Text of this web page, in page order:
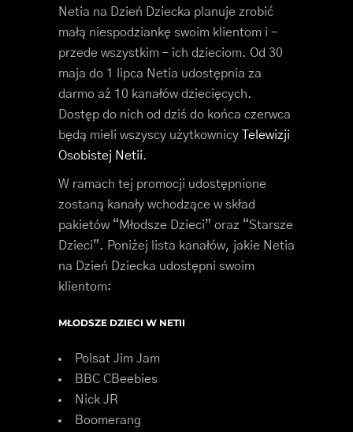
Netia na Dzień Dziecka planuje zrobić
małą niespodziankę swoim klientom i –
przede wszystkim – ich dzieciom. Od 30
maja do 1 lipca Netia udostępnia za
darmo aż 10 kanałów dziecięcych.
Dostęp do nich od dziś do końca czerwca
będą mieli wszyscy użytkownicy
Telewizji
Osobistej Netii.
W ramach tej promocji udostępnione
zostaną kanały wchodzące w skład
pakietów “Młodsze Dzieci” oraz “Starsze
Dzieci”. Poniżej lista kanałów, jakie Netia
na Dzień Dziecka udostępni swoim
klientom:
MŁODSZE DZIECI W NETII
Polsat Jim Jam
BBC CBeebies
Nick JR
Boomerang